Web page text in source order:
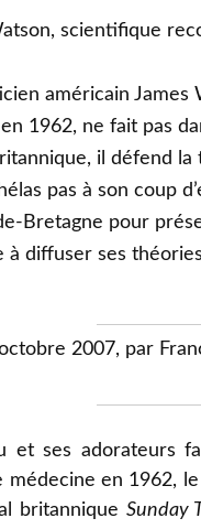
scientifique
américain
1962, ne fait pas
il défend la
pas à son coup
Bretagne pour
à diffuser ses
2007, par
et ses adorateurs
médecine en 1962,
britannique Sunday